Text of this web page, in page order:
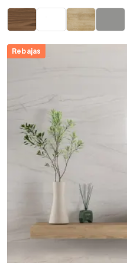
Rebajas